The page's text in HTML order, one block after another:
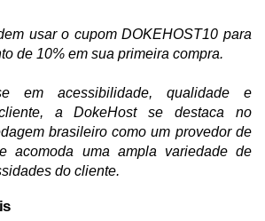
usar o cupom DOKEHOST10 para
de 10% em sua primeira compra.
em acessibilidade, qualidade e
a DokeHost se destaca no
brasileiro como um provedor de
acomoda uma ampla variedade de
do cliente.